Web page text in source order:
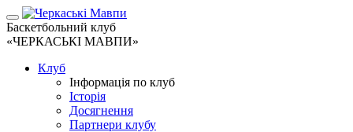
Баскетбольний клуб
«ЧЕРКАСЬКІ МАВПИ»
Клуб
Інформація по клуб
Історія
Досягнення
Партнери клубу